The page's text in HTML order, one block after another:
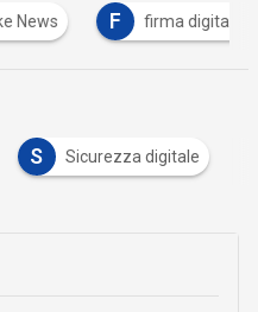
News F firma digitale
S Sicurezza digitale